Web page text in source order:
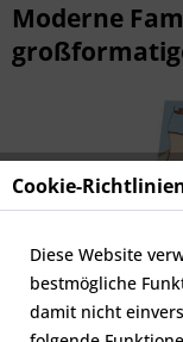
Moderne
Cookie-
Diese Website
bestmögliche
damit nicht